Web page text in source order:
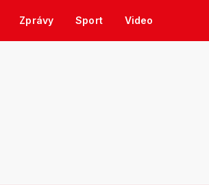
Zprávy Sport Video